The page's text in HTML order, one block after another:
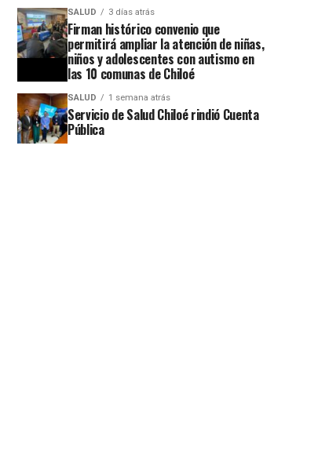
SALUD 3 días atrás
Firman histórico convenio que
permitirá ampliar la atención de niñas,
niños y adolescentes con autismo en
las 10 comunas de Chiloé
SALUD 1 semana atrás
Servicio de Salud Chiloé rindió Cuenta
Pública